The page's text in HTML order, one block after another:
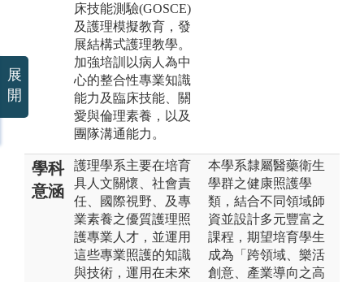
床技能測驗(GOSCE)
及護理模擬教育，發
展結構式護理教學。
加強培訓以病人為中
心的整合性專業知識
能力及臨床技能、關
愛與倫理素養，以及
團隊溝通能力。
學科
意涵
護理學系主要在培育
具人文關懷、社會責
任、國際視野、及專
業素養之優質護理照
護專業人才，並運用
這些專業照護的知識
與技術，運用在未來
本學系隸屬醫藥衛生
學群之健康照護學
類，結合不同領域師
資並設計多元豐富之
課程，期望培育學生
成為「跨領域、樂活
創意、產業導向之高
展
開